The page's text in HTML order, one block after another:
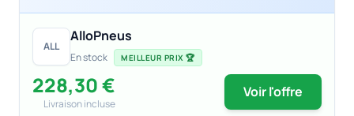
ALL
AlloPneus
En stock MEILLEUR PRIX 🏆
228,30 €
Livraison incluse
Voir l'offre